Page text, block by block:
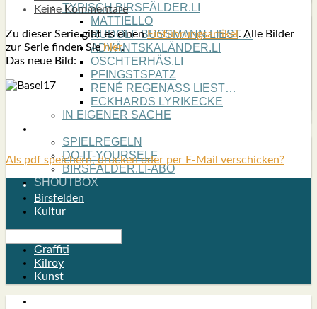
TYPISCH BIRSFÄLDER.LI
MATTIELLO
RUDOLF BUSS­MANN LIEST…
ADVÄNTSKALÄNDER.LI
OSCHTERHÄS.LI
PFINGST­SPATZ
RENÉ REGEN­ASS LIEST…
ECK­HARDS LYRIK­ECKE
IN EIGE­NER SACHE
SPIEL­RE­GELN
DO-IT-YOUR­S­ELF
BIRSFÄLDER.LI-ABO
SHOUT­BOX
Keine Kommentare
Zu die­ser Serie gibt es einenEin­füh­rungs­ar­ti­kel. Alle Bil­der
zur Serie fin­den Siehier.
Das neue Bild:
Als pdf speichern, drucken oder per E-Mail verschicken?
Birsfelden
Kultur
Graffiti
Kilroy
Kunst